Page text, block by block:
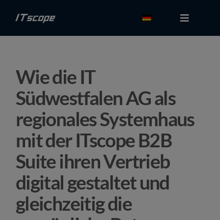
Inhalt
springen
Toggle
Login
Lösungen
Schnittstellen
Partner
Preise
Wie die IT
Südwestfalen AG als
regionales Systemhaus
mit der ITscope B2B
Suite ihren Vertrieb
digital gestaltet und
gleichzeitig die